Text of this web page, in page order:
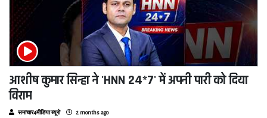
आशीष कुमार सिन्हा ने 'HNN 24*7' में अपनी पारी को दिया
विराम
समाचार4मीडिया ब्यूरो 2 months ago